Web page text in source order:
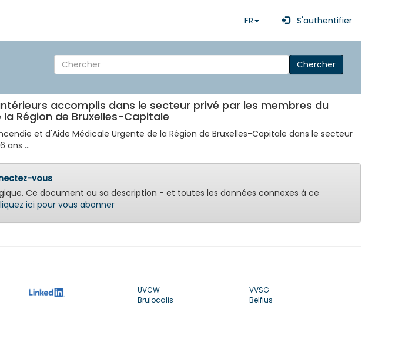
FR S'authentifier
Chercher
accomplis dans le secteur privé par les membres du
Région de Bruxelles-Capitale
et d'Aide Médicale Urgente de la Région de Bruxelles-Capitale dans le secteur
ans ...
vous
Ce document ou sa description - et toutes les données connexes à ce
ici pour vous abonner
UVCW
Brulocalis
VVSG
Belfius